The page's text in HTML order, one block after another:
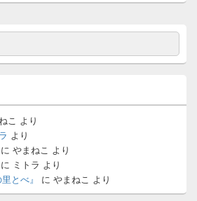
こ より
より
に やまねこ より
に ミトラ より
とべ』
に やまねこ より